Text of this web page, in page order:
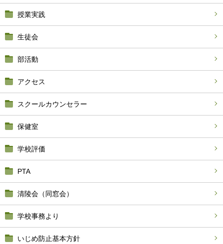
授業実践
生徒会
部活動
アクセス
スクールカウンセラー
保健室
学校評価
PTA
清陵会（同窓会）
学校事務より
いじめ防止基本方針